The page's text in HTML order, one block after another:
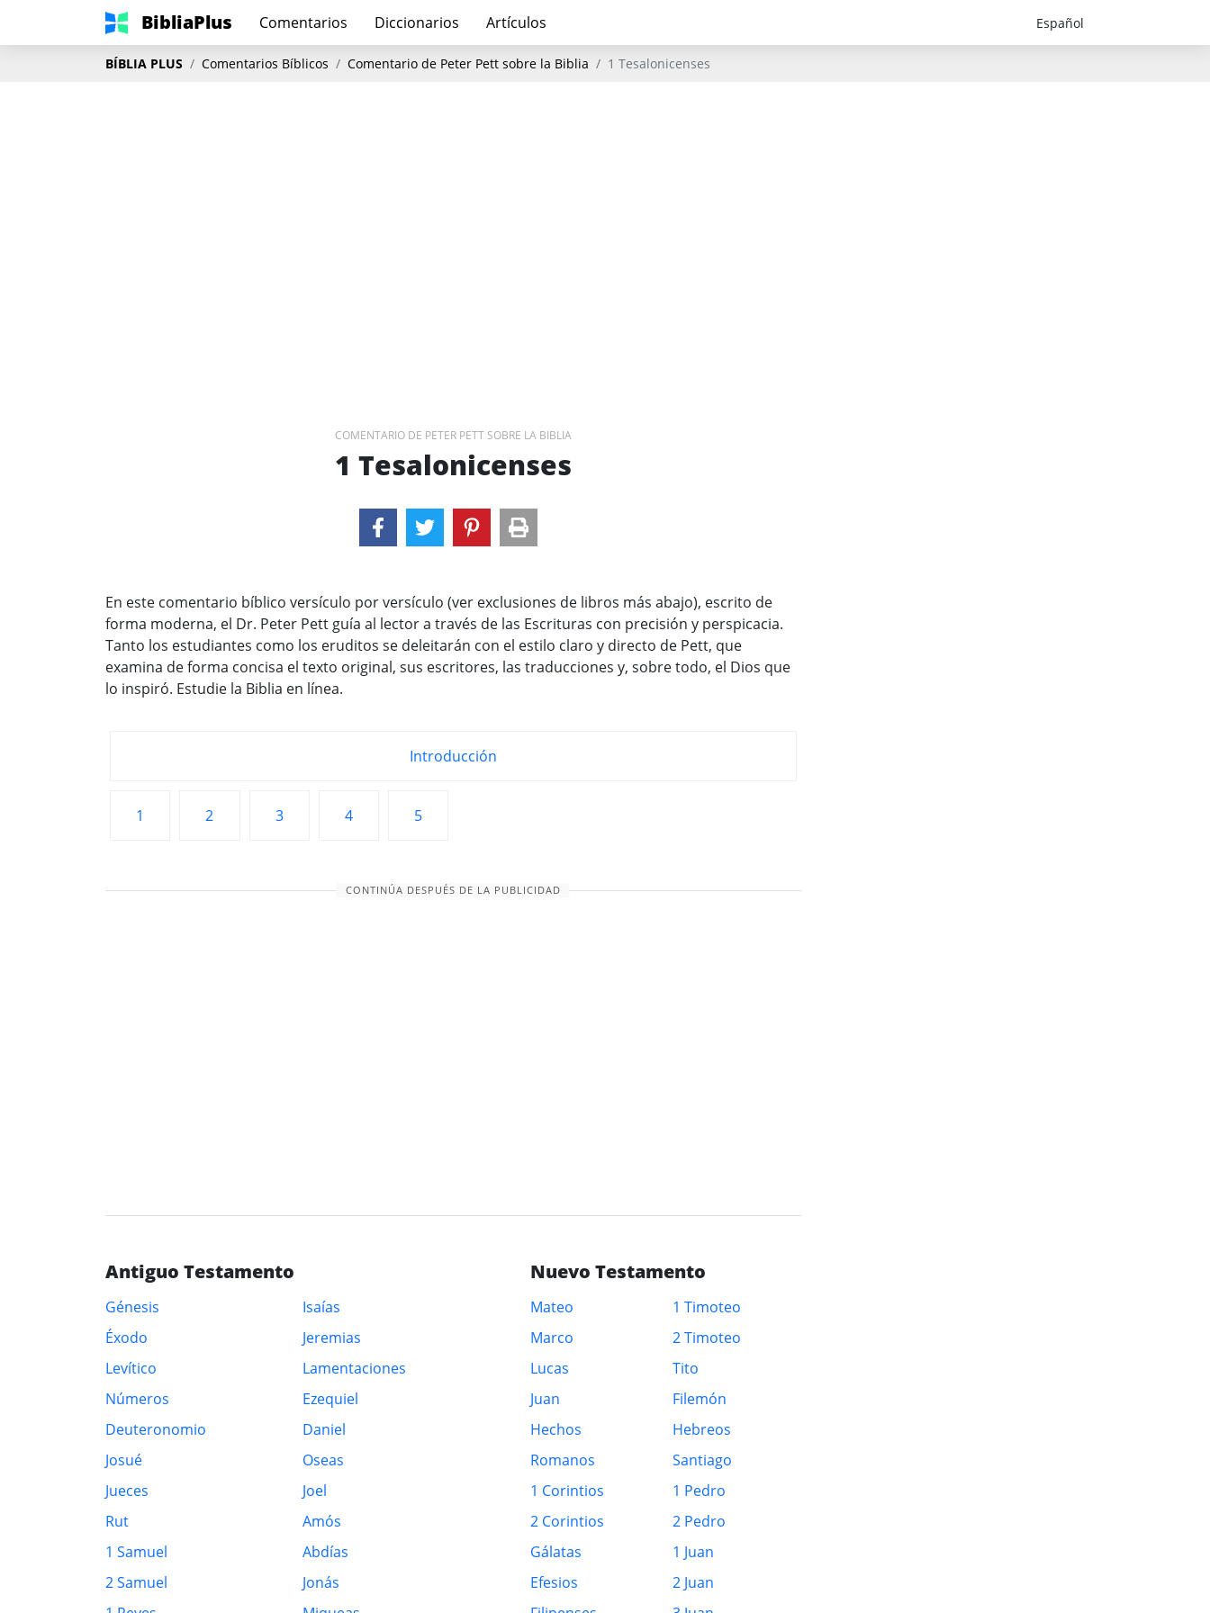
BibliaPlus Comentarios Diccionarios Artículos
BÍBLIA PLUS Comentarios Bíblicos Comentario de Peter Pett sobre la Biblia 1 Tesalonicenses
COMENTARIO DE PETER PETT SOBRE LA BIBLIA
1 Tesalonicenses
En este comentario bíblico versículo por versículo (ver exclusiones de libros más abajo), escrito de
forma moderna, el Dr. Peter Pett guía al lector a través de las Escrituras con precisión y perspicacia.
Tanto los estudiantes como los eruditos se deleitarán con el estilo claro y directo de Pett, que
examina de forma concisa el texto original, sus escritores, las traducciones y, sobre todo, el Dios que
lo inspiró. Estudie la Biblia en línea.
Introducción
1 2 3 4 5
CONTINÚA DESPUÉS DE LA PUBLICIDAD
Antiguo Testamento
Génesis
Éxodo
Levítico
Números
Deuteronomio
Josué
Jueces
Rut
1 Samuel
2 Samuel
Isaías
Jeremias
Lamentaciones
Ezequiel
Daniel
Oseas
Joel
Amós
Abdías
Jonás
Nuevo Testamento
Mateo
Marco
Lucas
Juan
Hechos
Romanos
1 Corintios
2 Corintios
Gálatas
Efesios
1 Timoteo
2 Timoteo
Tito
Filemón
Hebreos
Santiago
1 Pedro
2 Pedro
1 Juan
2 Juan